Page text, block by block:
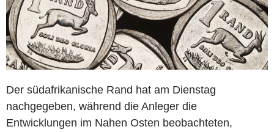
Der südafrikanische Rand hat am Dienstag
nachgegeben, während die Anleger die
Entwicklungen im Nahen Osten beobachteten,